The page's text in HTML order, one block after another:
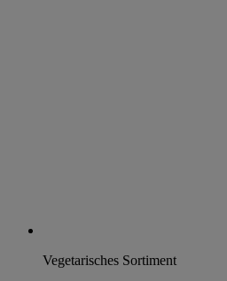
Vegetarisches Sortiment